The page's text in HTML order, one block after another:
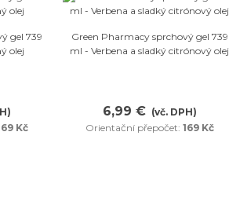
gel 739
olej
Kč
Oblíbené
Green Pharmacy sprchový gel 739
ml - Verbena a sladký citrónový olej
6,99 € (vč. DPH)
Orientační přepočet: 169 Kč